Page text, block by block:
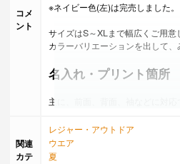
コメ
ント
※ネイビー色(左)は完売しました。
サイズはS～XLまで幅広くご用意
カラーバリエーションを出して
名入れ・プリント箇所
主に、前面、背面、袖などに対応
シルクプリント、刺繍、デジタル
※詳しくは、営業担当までご確認く
関連
カテ
レジャー・アウトドア
ウエア
夏